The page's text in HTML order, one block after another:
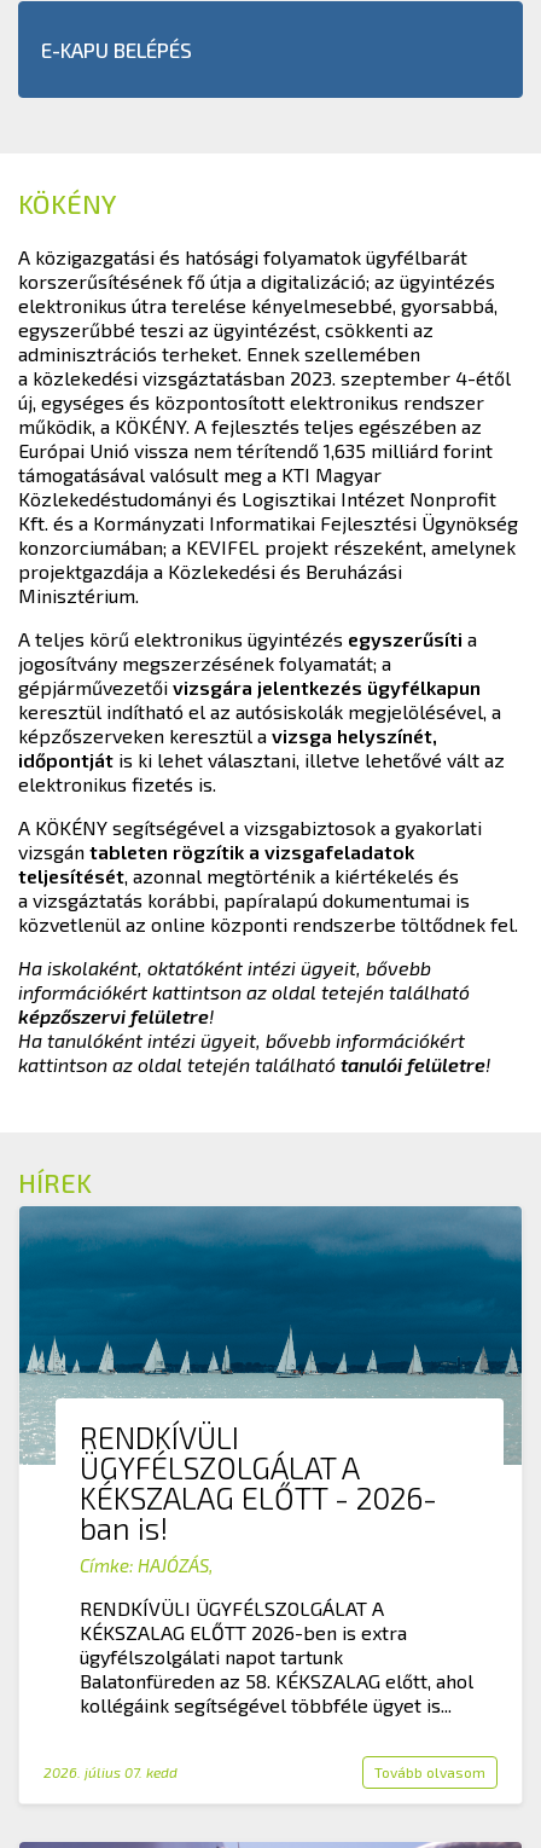
E-KAPU BELÉPÉS
KÖKÉNY
A közigazgatási és hatósági folyamatok ügyfélbarát
korszerűsítésének fő útja a digitalizáció; az ügyintézés
elektronikus útra terelése kényelmesebbé, gyorsabbá,
egyszerűbbé teszi az ügyintézést, csökkenti az
adminisztrációs terheket. Ennek szellemében
a közlekedési vizsgáztatásban 2023. szeptember 4-étől
új, egységes és központosított elektronikus rendszer
működik, a KÖKÉNY. A fejlesztés teljes egészében az
Európai Unió vissza nem térítendő 1,635 milliárd forint
támogatásával valósult meg a KTI Magyar
Közlekedéstudományi és Logisztikai Intézet Nonprofit
Kft. és a Kormányzati Informatikai Fejlesztési Ügynökség
konzorciumában; a KEVIFEL projekt részeként, amelynek
projektgazdája a Közlekedési és Beruházási
Minisztérium.
A teljes körű elektronikus ügyintézés egyszerűsíti a
jogosítvány megszerzésének folyamatát; a
gépjárművezetői vizsgára jelentkezés ügyfélkapun
keresztül indítható el az autósiskolák megjelölésével, a
képzőszerveken keresztül a vizsga helyszínét,
időpontját is ki lehet választani, illetve lehetővé vált az
elektronikus fizetés is.
A KÖKÉNY segítségével a vizsgabiztosok a gyakorlati
vizsgán tableten rögzítik a vizsgafeladatok
teljesítését, azonnal megtörténik a kiértékelés és
a vizsgáztatás korábbi, papíralapú dokumentumai is
közvetlenül az online központi rendszerbe töltődnek fel.
Ha iskolaként, oktatóként intézi ügyeit, bővebb
információkért kattintson az oldal tetején található
képzőszervi felületre!
Ha tanulóként intézi ügyeit, bővebb információkért
kattintson az oldal tetején található tanulói felületre!
HÍREK
RENDKÍVÜLI
ÜGYFÉLSZOLGÁLAT A
KÉKSZALAG ELŐTT - 2026-
ban is!
Címke: HAJÓZÁS,
RENDKÍVÜLI ÜGYFÉLSZOLGÁLAT A
KÉKSZALAG ELŐTT 2026-ben is extra
ügyfélszolgálati napot tartunk
Balatonfüreden az 58. KÉKSZALAG előtt, ahol
kollégáink segítségével többféle ügyet is...
2026. július 07. kedd Tovább olvasom